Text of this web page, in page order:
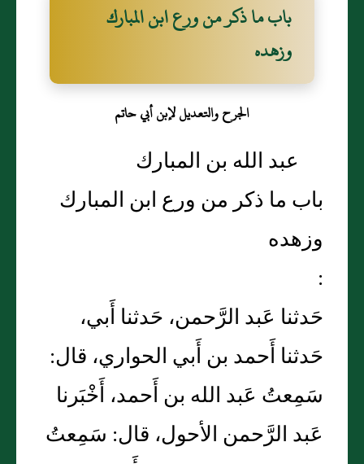
باب ما ذكر من ورع ابن المبارك
وزهده
الجرح والتعديل لإبن أبي حاتم
عبد الله بن المبارك
باب ما ذكر من ورع ابن المبارك
وزهده
:
حَدثنا عَبد الرَّحمن، حَدثنا أَبي،
حَدثنا أَحمد بن أَبي الحواري، قال:
سَمِعتُ عَبد الله بن أَحمد، أَخْبَرنا
عَبد الرَّحمن الأحول، قال: سَمِعتُ